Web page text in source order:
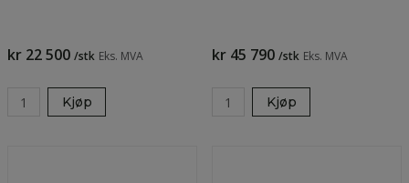
kr 22 500 /stk Eks. MVA
Kjøp
kr 45 790 /stk Eks. MVA
Kjøp